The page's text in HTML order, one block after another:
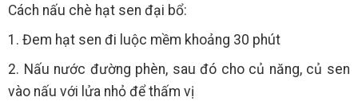
Cách nấu chè hạt sen đại bổ:
1. Đem hạt sen đi luộc mềm khoảng 30 phút
2. Nấu nước đường phèn, sau đó cho củ năng, củ sen
vào nấu với lửa nhỏ để thấm vị